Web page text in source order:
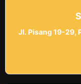
Jl. Pisang 19-29,